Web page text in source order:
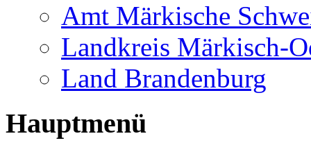
Amt Märkische
Landkreis Märkisch-
Land Brandenburg
Hauptmenü